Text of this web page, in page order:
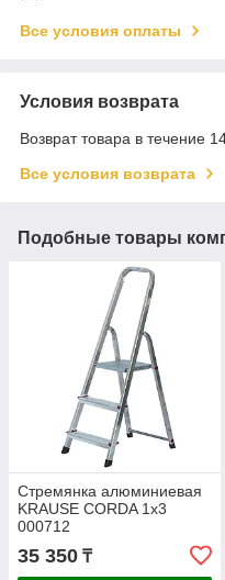
Все условия оплаты
Условия возврата
Возврат товара в течение
Все условия возврата
Подобные товары
Стремянка алюминиевая
KRAUSE CORDA 1х3
000712
35 350 ₸